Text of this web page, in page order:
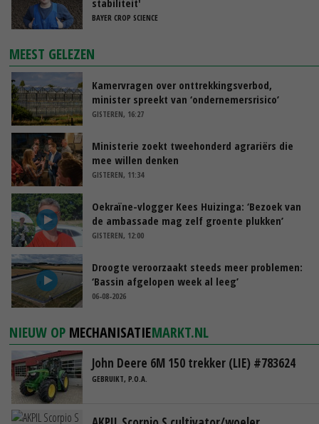
BAYER CROP SCIENCE
MEEST GELEZEN
Kamervragen over onttrekkingsverbod,
minister spreekt van ‘ondernemersrisico’
GISTEREN, 16:27
Ministerie zoekt tweehonderd agrariërs die
mee willen denken
GISTEREN, 11:34
Oekraïne-vlogger Kees Huizinga: ‘Bezoek van
de ambassade mag zelf groente plukken’
GISTEREN, 12:00
Droogte veroorzaakt steeds meer problemen:
‘Bassin afgelopen week al leeg’
06-08-2026
NIEUW OP MECHANISATIEMARKT.NL
John Deere 6M 150 trekker (LIE) #783624
GEBRUIKT, P.O.A.